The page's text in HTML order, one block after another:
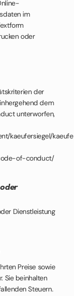
im
oder
der
dem
unterworfen,
kaeufersiegel/
of-conduct/
Dienstleistung
Preise sowie
Sie beinhalten
Steuern.